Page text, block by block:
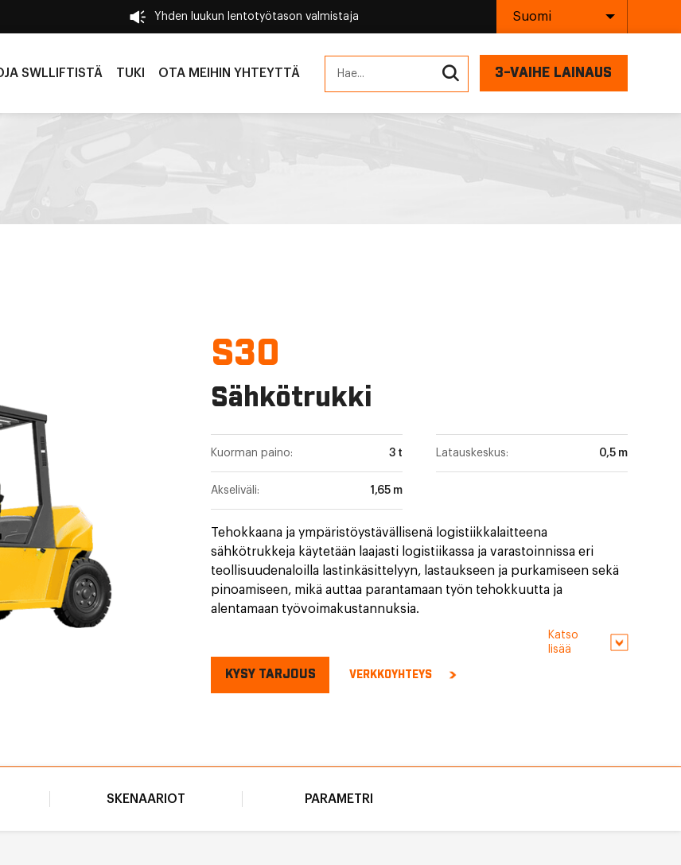
Yhden luukun lentotyötason valmistaja Suomi
SWLLIFTISTÄ TUKI OTA MEIHIN YHTEYTTÄ 3-VAIHE LAINAUS
S30
Sähkötrukki
Kuorman paino: 3 t Latauskeskus: 0,5 m
Akseliväli: 1,65 m
Tehokkaana ja ympäristöystävällisenä logistiikkalaitteena
sähkötrukkeja käytetään laajasti logistiikassa ja varastoinnissa eri
teollisuudenaloilla lastinkäsittelyyn, lastaukseen ja purkamiseen sekä
pinoamiseen, mikä auttaa parantamaan työn tehokkuutta ja
alentamaan työvoimakustannuksia.
Katso
lisää
KYSY TARJOUS VERKKOYHTEYS
SKENAARIOT PARAMETRI